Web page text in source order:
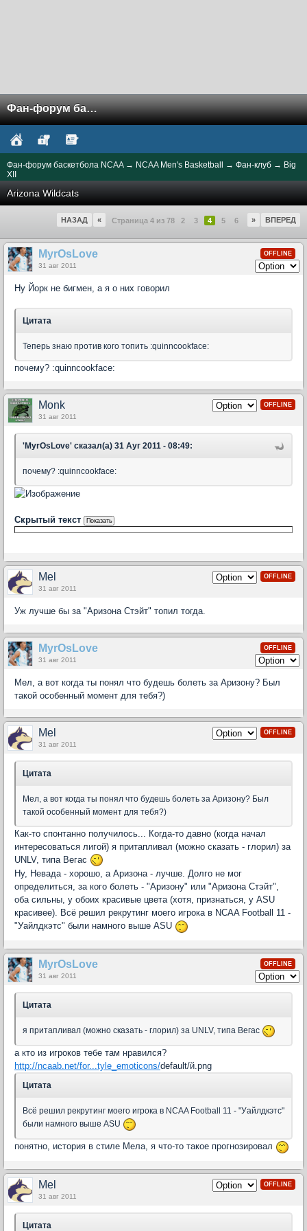
Фан-форум баскетбола NCAA
Фан-форум баскетбола NCAA → NCAA Men's Basketball → Фан-клуб → Big
XII
Arizona Wildcats
«
НАЗАД Страница 4 из 78 2 3 4 5 6 ВПЕРЕД
»
OFFLINE
MyrOsLove
31 авг 2011
Ну Йорк не бигмен, а я о них говорил
Цитата
Теперь знаю против кого топить :quinncookface:
почему? :quinncookface:
OFFLINE
Monk
31 авг 2011
'MyrOsLove' сказал(а) 31 Ауг 2011 - 08:49:
почему? :quinncookface:
Скрытый текст
OFFLINE
Mel
31 авг 2011
Уж лучше бы за "Аризона Стэйт" топил тогда.
OFFLINE
MyrOsLove
31 авг 2011
Мел, а вот когда ты понял что будешь болеть за Аризону? Был
такой особенный момент для тебя?)
OFFLINE
Mel
31 авг 2011
Цитата
Мел, а вот когда ты понял что будешь болеть за Аризону? Был
такой особенный момент для тебя?)
Как-то спонтанно получилось... Когда-то давно (когда начал
интересоваться лигой) я притапливал (можно сказать - глорил) за
UNLV, типа Вегас
Ну, Невада - хорошо, а Аризона - лучше. Долго не мог
определиться, за кого болеть - "Аризону" или "Аризона Стэйт",
оба сильны, у обоих красивые цвета (хотя, признаться, у ASU
красивее). Всё решил рекрутинг моего игрока в NCAA Football 11 -
"Уайлдкэтс" были намного выше ASU
OFFLINE
MyrOsLove
31 авг 2011
Цитата
я притапливал (можно сказать - глорил) за UNLV, типа Вегас
а кто из игроков тебе там нравился?
http://ncaab.net/for...tyle_emoticons/default/й.png
Цитата
Всё решил рекрутинг моего игрока в NCAA Football 11 - "Уайлдкэтс"
были намного выше ASU
понятно, история в стиле Мела, я что-то такое прогнозировал
OFFLINE
Mel
31 авг 2011
Цитата